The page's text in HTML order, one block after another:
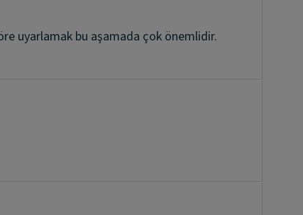
uyarlamak bu aşamada çok önemlidir.